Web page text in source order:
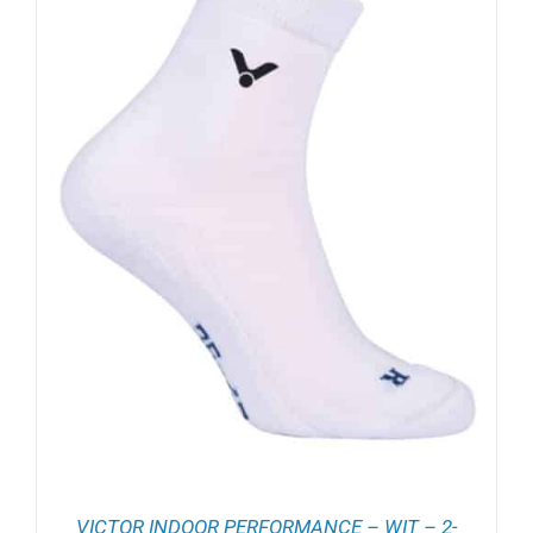
VICTOR INDOOR PERFORMANCE – WIT – 2-